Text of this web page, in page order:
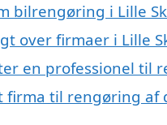
bilrengøring i Lille
over firmaer i Lille
en professionel til
firma til rengøring af